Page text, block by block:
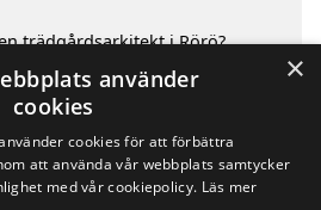
trädgårdsarkitekt i Rörö?
trädgårdsarkitekt i Rörö
trädgårdsarkitekt i de
×
använder
cookies
cookies för att förbättra
att använda vår webbplats samtycker
med vår cookiepolicy. Läs mer